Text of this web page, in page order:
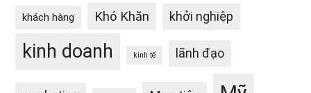
khách hàng Khó Khăn khởi nghiệp
kinh doanh kinh tế lãnh đạo